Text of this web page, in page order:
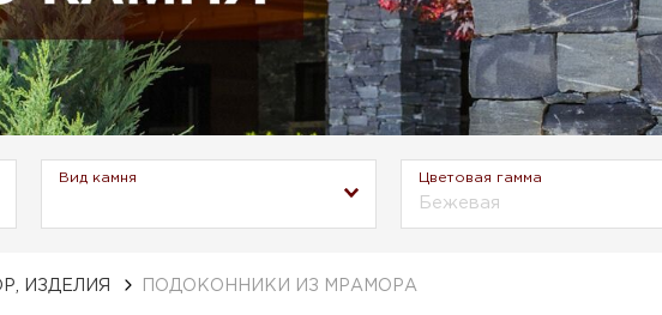
Вид камня Цветовая гамма
Бежевая
ИЗДЕЛИЯ ПОДОКОННИКИ ИЗ МРАМОРА